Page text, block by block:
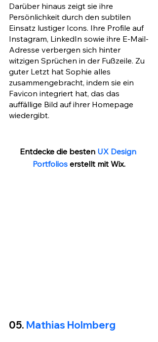
Darüber hinaus zeigt sie ihre
Persönlichkeit durch den subtilen
Einsatz lustiger Icons. Ihre Profile auf
Instagram, LinkedIn sowie ihre E-Mail-
Adresse verbergen sich hinter
witzigen Sprüchen in der Fußzeile. Zu
guter Letzt hat Sophie alles
zusammengebracht, indem sie ein
Favicon integriert hat, das das
auffällige Bild auf ihrer Homepage
wiedergibt.
Entdecke die besten UX Design
Portfolios erstellt mit Wix.
05. Mathias Holmberg